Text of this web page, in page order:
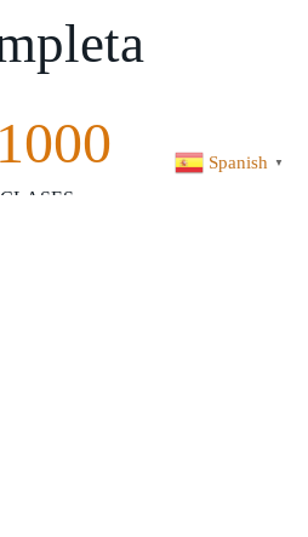
CLASES
Spanish ▼